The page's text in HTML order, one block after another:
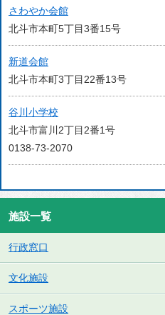
さわやか会館
北斗市本町5丁目3番15号
新道会館
北斗市本町3丁目22番13号
谷川小学校
北斗市富川2丁目2番1号
0138-73-2070
施設一覧
行政窓口
文化施設
スポーツ施設